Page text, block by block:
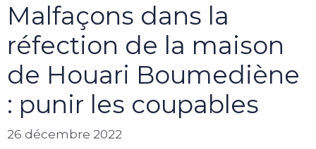
Malfaçons dans la
réfection de la maison
de Houari Boumediène
: punir les coupables
26 décembre 2022